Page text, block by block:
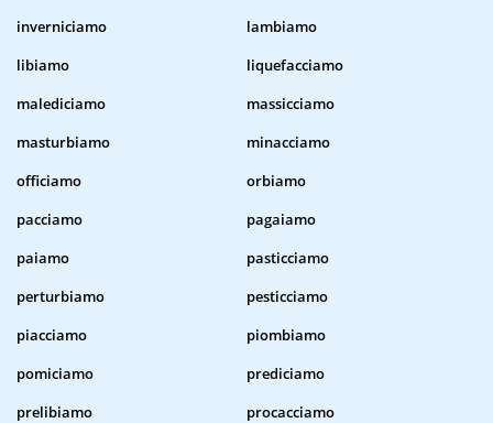
inverniciamo
lambiamo
libiamo
liquefacciamo
malediciamo
massicciamo
masturbiamo
minacciamo
officiamo
orbiamo
pacciamo
pagaiamo
paiamo
pasticciamo
perturbiamo
pesticciamo
piacciamo
piombiamo
pomiciamo
prediciamo
prelibiamo
procacciamo